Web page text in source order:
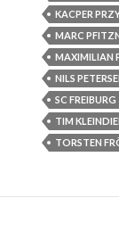
KACPER
MARC
MAXIMILIAN
NILS
SC FREIBURG
TIM
TORSTEN